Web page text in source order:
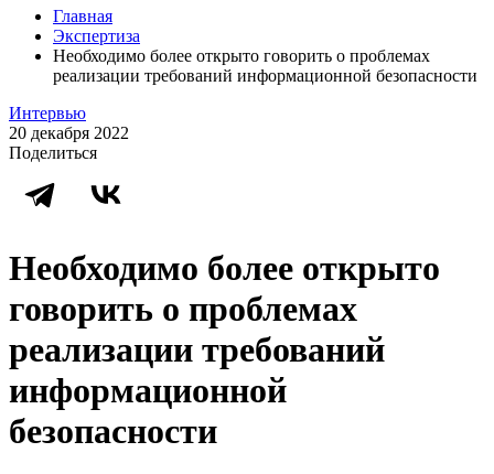
Главная
Экспертиза
Необходимо более открыто говорить о проблемах
реализации требований информационной безопасности
Интервью
20 декабря 2022
Поделиться
Необходимо более открыто
говорить о проблемах
реализации требований
информационной
безопасности